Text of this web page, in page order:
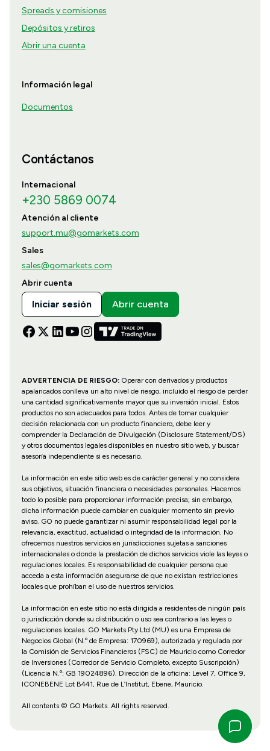
Spreads y comisiones
Depósitos y retiros
Abrir una cuenta
Información legal
Documentos
Contáctanos
Internacional
+230 5869 0074
Atención al cliente
support.mu@gomarkets.com
Sales
sales@gomarkets.com
Abrir cuenta
Iniciar sesión Abrir cuenta
ADVERTENCIA DE RIESGO:Operar con derivados y productos
apalancados conlleva un alto nivel de riesgo, incluido el riesgo de perder
una cantidad significativamente mayor que su inversión inicial. Estos
productos no son adecuados para todos. Antes de tomar cualquier
decisión relacionada con un producto financiero, debe leer y
comprender la Declaración de Divulgación (Disclosure Statement/DS)
y otros documentos legales disponibles en nuestro sitio web, y buscar
asesoría independiente si es necesario.
La información en este sitio web es de carácter general y no considera
sus objetivos, situación financiera o necesidades personales. Hacemos
todo lo posible para proporcionar información precisa; sin embargo,
dicha información puede cambiar en cualquier momento sin previo
aviso. GO no puede garantizar ni asumir responsabilidad legal por la
relevancia, exactitud, actualidad o integridad de la información. No
ofrecemos nuestros servicios en jurisdicciones sujetas a sanciones
internacionales o donde la prestación de dichos servicios viole las leyes o
regulaciones locales. Es responsabilidad de cualquier persona que
acceda a esta información asegurarse de que no existan restricciones
locales que prohíban el uso de nuestros servicios.
La información en este sitio no está dirigida a residentes de ningún país
o jurisdicción donde su distribución o uso sea contrario a las leyes o
regulaciones locales. GO Markets Pty Ltd (MU) es una Empresa de
Negocios Global (N.º de Empresa: 170969), autorizada y regulada por
la Comisión de Servicios Financieros (FSC) de Mauricio como Corredor
de Inversiones (Corredor de Servicio Completo, excepto Suscripción)
(Licencia N.º: GB 19024896). Dirección de la oficina: Level 7, Office 9,
ICONEBENE Lot B441, Rue de L’Institut, Ebene, Mauricio.
All contents © GO Markets. All rights reserved.